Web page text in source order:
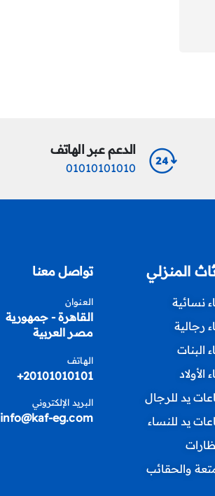
الدعم عبر الهاتف
01010101010
المنزلي
نسائية
رجالية
البنات
الأولاد
يد للرجال
يد للنساء
والحقائب
تواصل معنا
العنوان
القاهرة - جمهورية
مصر العربية
الهاتف
20101010101+
البريد الإلكتروني
info@kaf-eg.com